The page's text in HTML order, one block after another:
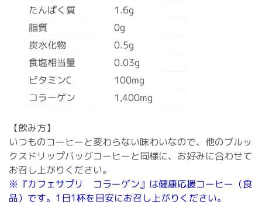
たんぱく質 1.6g
脂質 0g
炭水化物 0.5g
食塩相当量 0.03g
ビタミンC 100mg
コラーゲン 1,400mg
【飲み方】
いつものコーヒーと変わらない味わいなので、他のブルッ
クスドリップバッグコーヒーと同様に、お好みに合わせて
お召し上がりください。
※『カフェサプリ コラーゲン』は健康応援コーヒー（食
品）です。1日1杯を目安にお召し上がりください。